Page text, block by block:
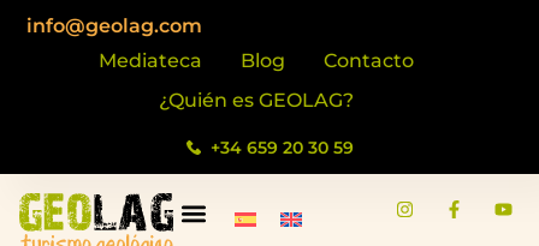
info@geolag.com
Mediateca
Blog
Contacto
¿Quién es GEOLAG?
+34 659 20 30 59